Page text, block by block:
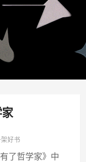
家
好书
了哲学家》中